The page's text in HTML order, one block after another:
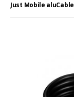
Just Mobile